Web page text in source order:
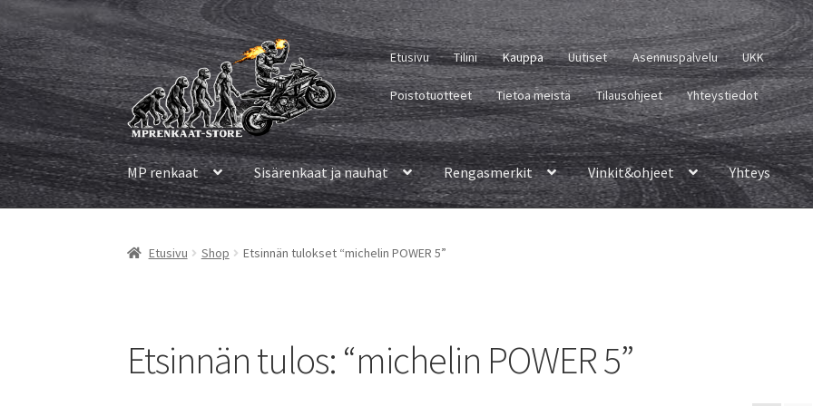
Siirry
navigointiin
Siirry
sisältöön
Etusivu Tilini Kauppa Uutiset Asennuspalvelu UKK
Poistotuotteet Tietoa meistä Tilausohjeet Yhteystiedot
MP renkaat Sisärenkaat ja nauhat Rengasmerkit Vinkit&ohjeet Yhteys
Etusivu Shop Etsinnän tulokset “michelin POWER 5”
Etsinnän tulos: “michelin POWER 5”